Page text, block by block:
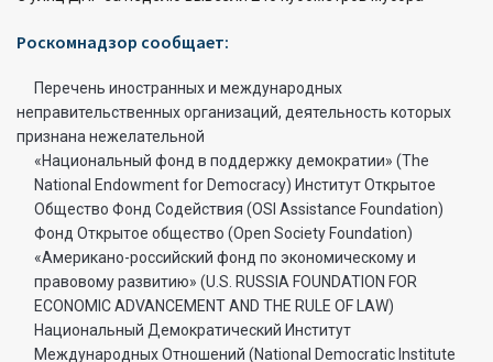
Роскомнадзор сообщает:
Перечень иностранных и международных
неправительственных организаций, деятельность которых
признана нежелательной
«Национальный фонд в поддержку демократии» (The
National Endowment for Democracy) Институт Открытое
Общество Фонд Содействия (OSI Assistance Foundation)
Фонд Открытое общество (Open Society Foundation)
«Американо-российский фонд по экономическому и
правовому развитию» (U.S. RUSSIA FOUNDATION FOR
ECONOMIC ADVANCEMENT AND THE RULE OF LAW)
Национальный Демократический Институт
Международных Отношений (National Democratic Institute